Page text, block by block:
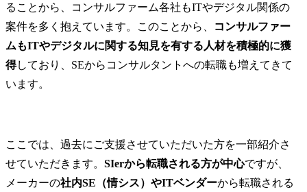
クライアントワークへの適合性
自己学習習慣
SE（システムエンジニア）からコンサル転職を目指す方にはMyVisionがおすすめ
年収アップに繋がる
ケース対策に圧倒的な強みがある
SE（システムエンジニア）からコンサル転職成功までのフロー
領域の明確化
経験・スキルの棚卸
ることから、コンサルファーム各社もITやデジタル関係の
案件を多く抱えています。このことから、
コンサルファー
ムもITやデジタルに関する知見を有する人材を積極的に獲
得しており、SEからコンサルタントへの転職も増えてきて
います。
ここでは、過去にご支援させていただいた方を一部紹介さ
せていただきます。 SIerから転職される方が中心ですが、
メーカーの社内SE（情シス）やITベンダーから転職される